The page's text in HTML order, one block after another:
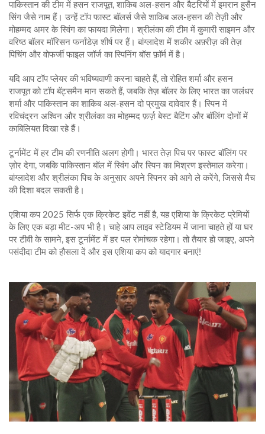
पाकिस्तान की टीम में हसन राजपूत, शाकिब अल‑हसन और बैटरियों में इमरान हुसैन
सिंग जैसे नाम हैं। उन्हें टॉप फास्ट बॉलर्स जैसे शाकिब अल‑हसन की तेज़ी और
मोहम्मद अमर के स्विंग का फायदा मिलेगा। श्रीलंका की टीम में कुमारी साइमन और
वरिष्ठ बॉलर मॉरिसन फर्नांडेज़ शीर्ष पर हैं। बांग्लादेश में शकीर अफ़्रीज़ की तेज़
पिचिंग और वोफर्जी फाइल जॉर्ज का स्पिनिंग बॉस फ़ॉर्म में है।
यदि आप टॉप प्लेयर की भविष्यवाणी करना चाहते हैं, तो रोहित शर्मा और हसन
राजपूत को टॉप बॅट्समैन मान सकते हैं, जबकि तेज़ बॉलर के लिए भारत का जलंधर
शर्मा और पाकिस्तान का शाकिब अल‑हसन दो प्रमुख दावेदार हैं। स्पिन में
रविचंद्रन अश्विन और श्रीलंका का मोहम्मद फ़र्ज़ बेस्ट बैटिंग और बॉलिंग दोनों में
काबिलियत दिखा रहे हैं।
टूर्नामेंट में हर टीम की रणनीति अलग होगी। भारत तेज़ पिच पर फास्ट बॉलिंग पर
ज़ोर देगा, जबकि पाकिस्तान बॉल में स्विंग और स्पिन का मिश्रण इस्तेमाल करेगा।
बांग्लादेश और श्रीलंका पिच के अनुसार अपने स्पिनर को आगे ले करेंगे, जिससे मैच
की दिशा बदल सकती है।
एशिया कप 2025 सिर्फ एक क्रिकेट इवेंट नहीं है, यह एशिया के क्रिकेट प्रेमियों
के लिए एक बड़ा मीट‑अप भी है। चाहे आप लाइव स्टेडियम में जाना चाहते हों या घर
पर टीवी के सामने, इस टूर्नामेंट में हर पल रोमांचक रहेगा। तो तैयार हो जाइए, अपने
पसंदीदा टीम को हौसला दें और इस एशिया कप को यादगार बनाएं!